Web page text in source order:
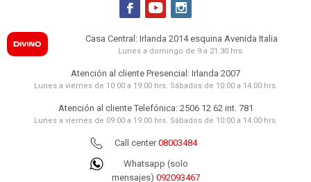
  
Casa Central: Irlanda 2014 esquina Avenida Italia
Lunes a domingo de 9 a 21:30 hrs.
Atención al cliente Presencial: Irlanda 2007
Lunes a viernes de 10:00 a 19:00 hrs. Sábados de 10:00 a 14:00 hrs.
Atención al cliente Telefónica: 2506 12 62 int. 781
Lunes a viernes de 09:00 a 19:00 hrs. Sábados de 10:00 a 14:00 hrs.
Call center08003484
Whatsapp (solo
mensajes) 092093467